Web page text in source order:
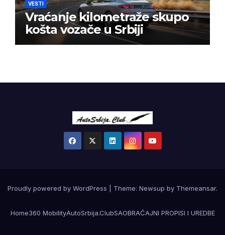
VESTI
Vraćanje kilometraže skupo
košta vozače u Srbiji
Proudly powered by WordPress Theme: Newsup by Themeansar.
Home360 MobilityAutoSrbija.ClubSAOBRAĆAJNI PROPISI I UREDBE